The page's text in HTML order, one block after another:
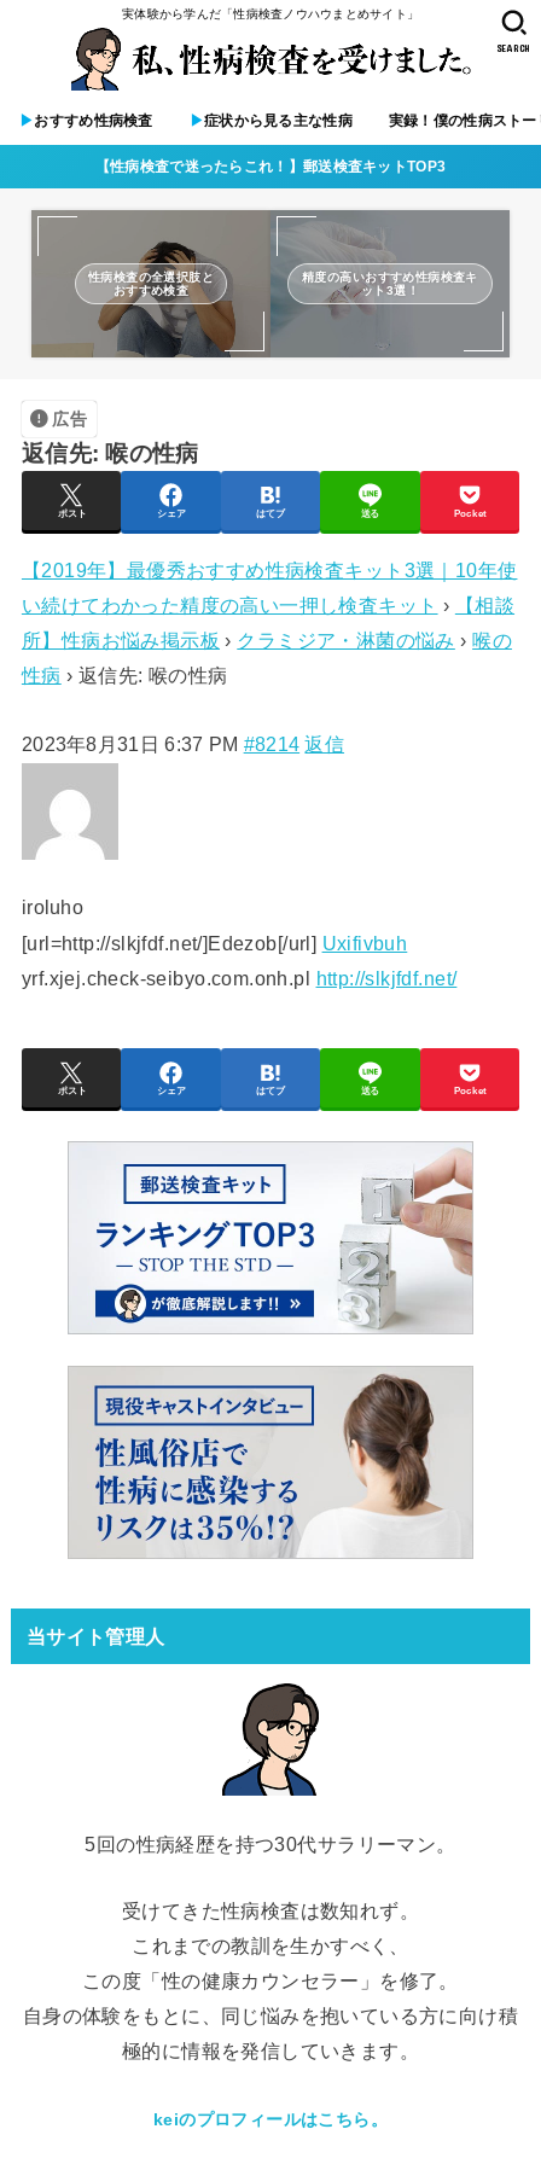
実体験から学んだ「性病検査ノウハウまとめサイト」
▶︎おすすめ性病検査 ▶︎症状から見る主な性病 実録！僕の性病ストー
SEARCH
【性病検査で迷ったらこれ！】郵送検査キットTOP3
性病検査の全選択肢と
おすすめ検査
精度の高いおすすめ性病検査キ
ット3選！
広告
返信先: 喉の性病
ポスト シェア はてブ 送る Pocket
【2019年】最優秀おすすめ性病検査キット3選｜10年使
い続けてわかった精度の高い一押し検査キット ›
【相談
所】性病お悩み掲示板 › クラミジア・淋菌の悩み › 喉の
性病 › 返信先: 喉の性病
2023年8月31日 6:37 PM #8214 返信
iroluho
[url=http://slkjfdf.net/]Edezob[/url] Uxifivbuh
yrf.xjej.check-seibyo.com.onh.pl http://slkjfdf.net/
ポスト シェア はてブ 送る Pocket
当サイト管理人
5回の性病経歴を持つ30代サラリーマン。
受けてきた性病検査は数知れず。
これまでの教訓を生かすべく、
この度「性の健康カウンセラー」を修了。
自身の体験をもとに、同じ悩みを抱いている方に向け積
極的に情報を発信していきます。
keiのプロフィールはこちら。